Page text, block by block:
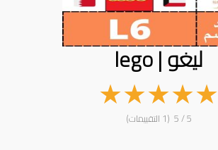
ليغو | lego
★
★
★
★
★ 5 / 5 (1 التقييمات)